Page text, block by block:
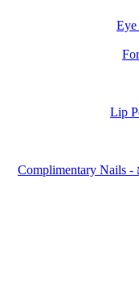
מוצרי ציפורניים משלימים - Complimentary Nails